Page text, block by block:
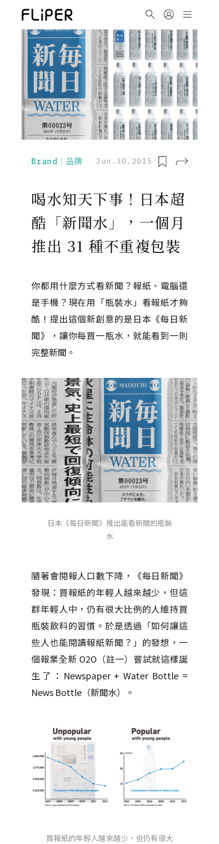
Brand｜品牌 Jun.30.2015
喝水知天下事！日本超
酷「新聞水」，一個月
推出 31 種不重複包裝
你都用什麼方式看新聞？報紙、電腦還
是手機？現在用「瓶裝水」看報紙才夠
酷！提出這個新創意的是日本《每日新
聞》，讓你每買一瓶水，就能看到一則
完整新聞。
日本《每日新聞》推出能看新聞的瓶裝
水
隨著會閱報人口數下降，《每日新聞》
發現：買報紙的年輕人越來越少，但這
群年輕人中，仍有很大比例的人維持買
瓶裝飲料的習慣。於是透過「如何讓這
些人也能閱讀報紙新聞？」的發想，一
個報業全新 O2O（註一）嘗試就這樣誕
生了：Newspaper + Water Bottle =
News Bottle（新聞水）。
買報紙的年輕人越來越少，但仍有很大